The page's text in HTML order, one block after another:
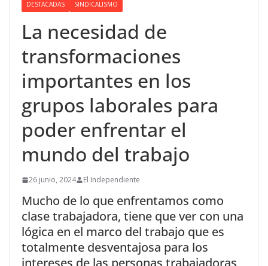
DESTACADAS SINDICALISMO
La necesidad de
transformaciones
importantes en los
grupos laborales para
poder enfrentar el
mundo del trabajo
26 junio, 2024 El Independiente
Mucho de lo que enfrentamos como
clase trabajadora, tiene que ver con una
lógica en el marco del trabajo que es
totalmente desventajosa para los